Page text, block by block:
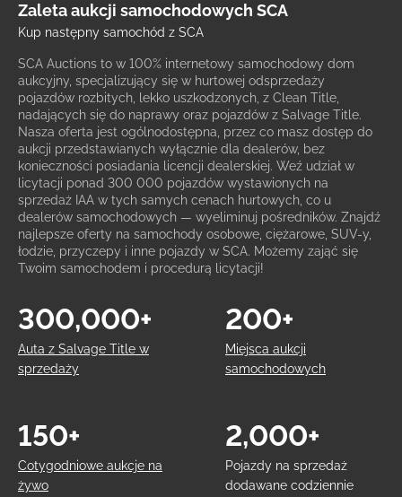
Zaleta aukcji samochodowych SCA
Kup następny samochód z SCA
SCA Auctions to w 100% internetowy samochodowy dom
aukcyjny, specjalizujący się w hurtowej odsprzedaży
pojazdów rozbitych, lekko uszkodzonych, z Clean Title,
nadających się do naprawy oraz pojazdów z Salvage Title.
Nasza oferta jest ogólnodostępna, przez co masz dostęp do
aukcji przedstawianych wyłącznie dla dealerów, bez
konieczności posiadania licencji dealerskiej. Weź udział w
licytacji ponad 300 000 pojazdów wystawionych na
sprzedaż IAA w tych samych cenach hurtowych, co u
dealerów samochodowych — wyeliminuj pośredników. Znajdź
najlepsze oferty na samochody osobowe, ciężarowe, SUV-y,
łodzie, przyczepy i inne pojazdy w SCA. Możemy zająć się
Twoim samochodem i procedurą licytacji!
Auta z Salvage Title w
sprzedaży
300,000+
Miejsca aukcji
samochodowych
200+
Cotygodniowe aukcje na
żywo
150+
Pojazdy na sprzedaż
dodawane codziennie
2,000+